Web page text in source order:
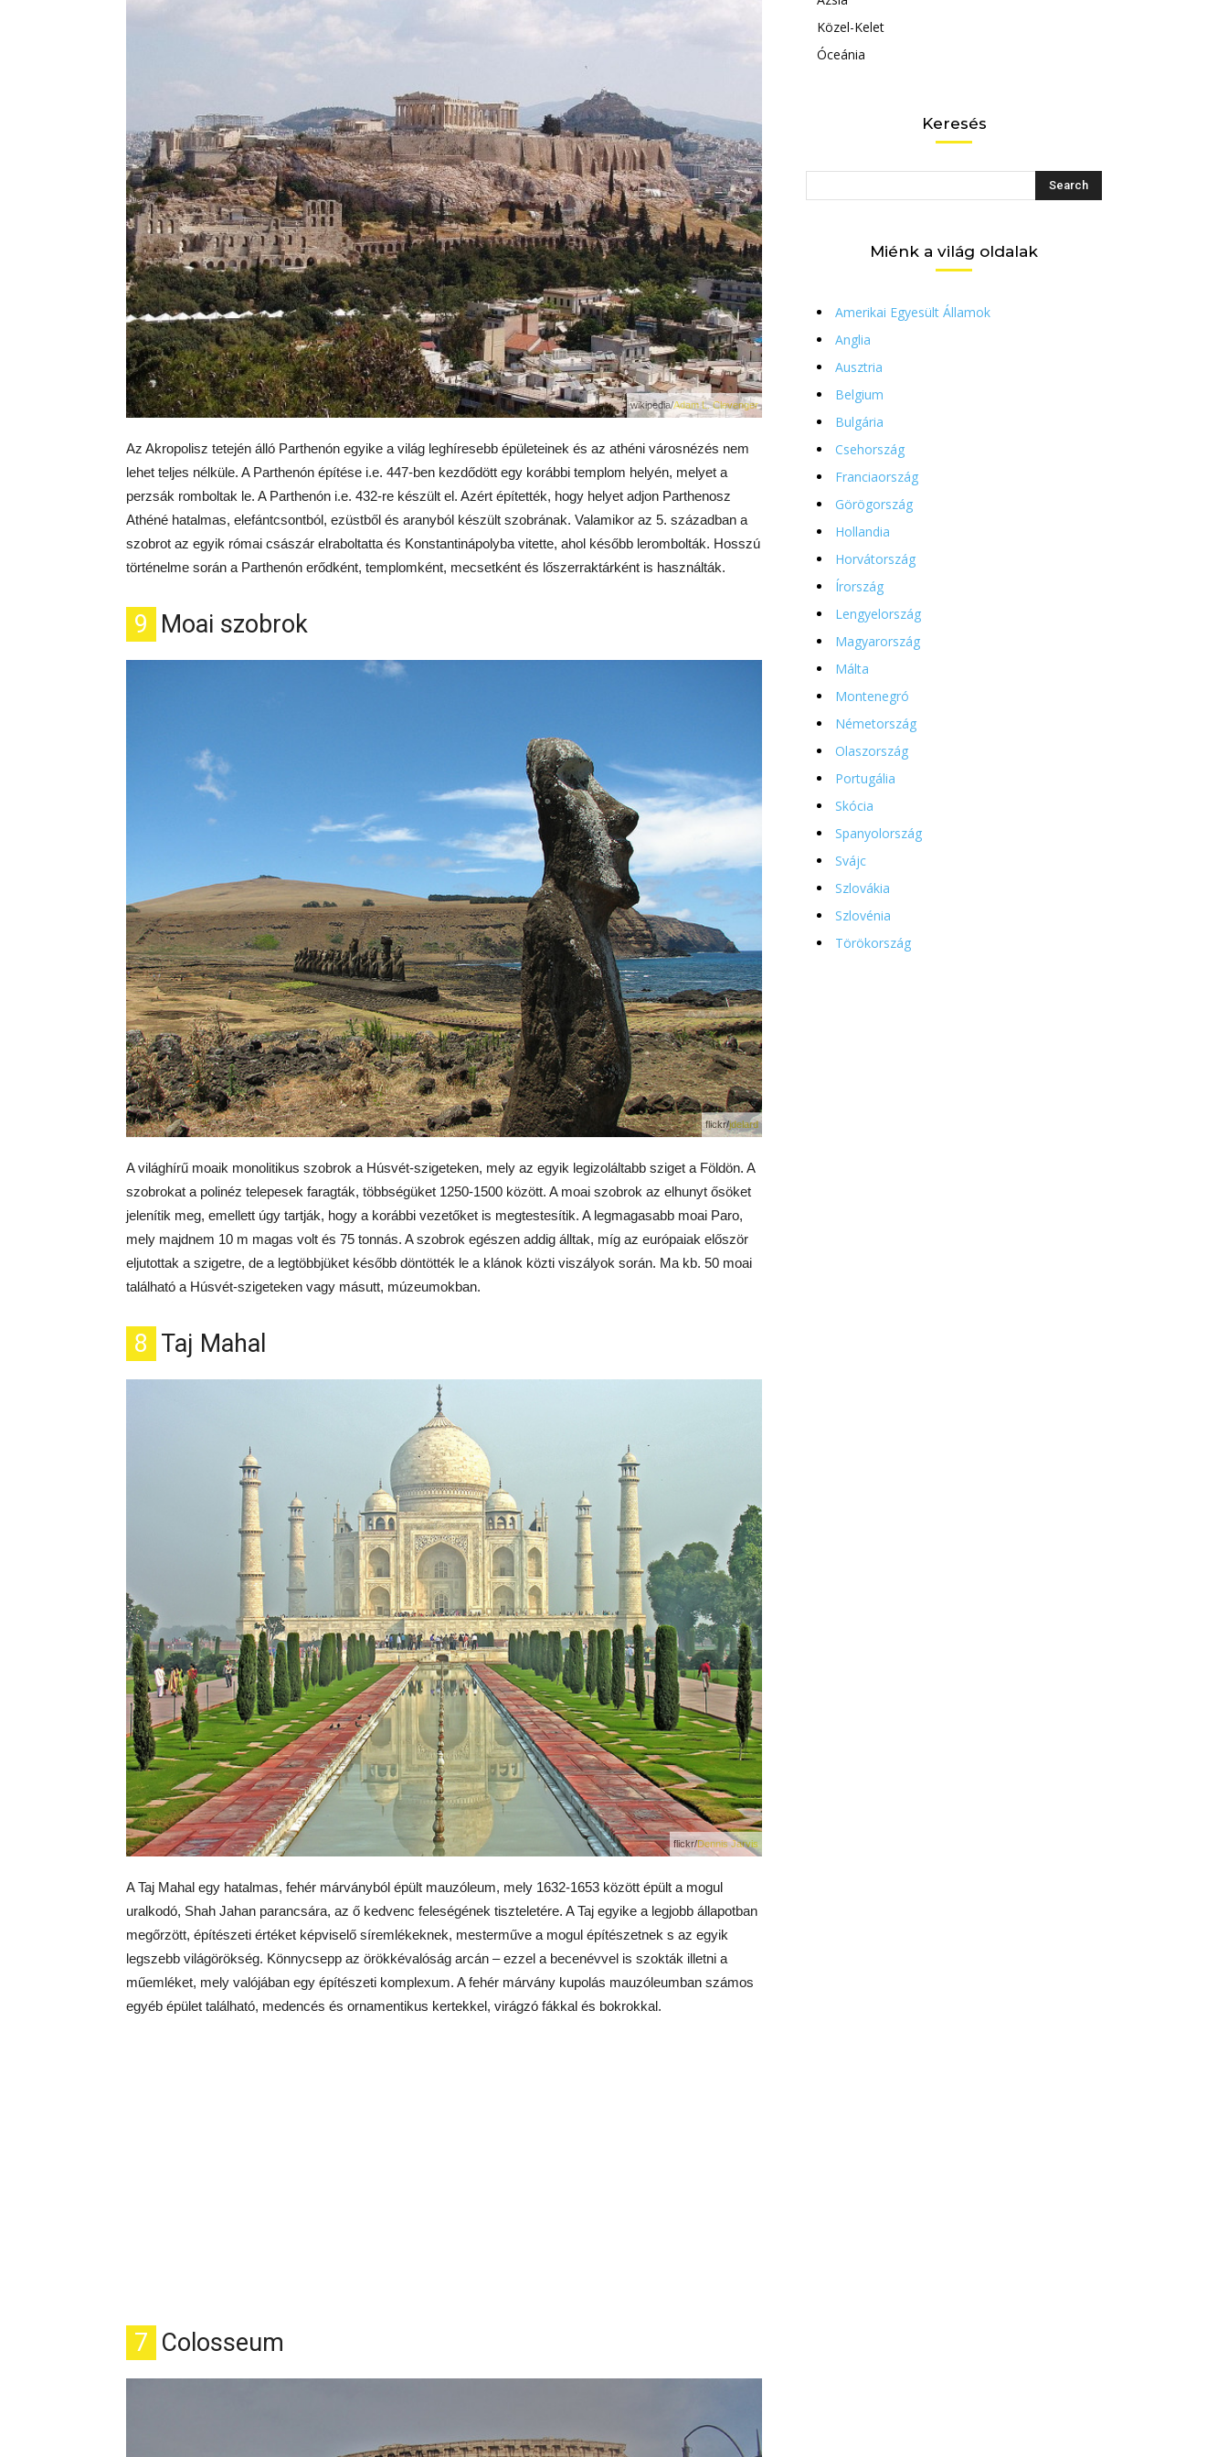
wikipedia/Adam L. Clevenger
Az Akropolisz tetején álló Parthenón egyike a világ leghíresebb épületeinek és az athéni városnézés nem
lehet teljes nélküle. A Parthenón építése i.e. 447-ben kezdődött egy korábbi templom helyén, melyet a
perzsák romboltak le. A Parthenón i.e. 432-re készült el. Azért építették, hogy helyet adjon Parthenosz
Athéné hatalmas, elefántcsontból, ezüstből és aranyból készült szobrának. Valamikor az 5. században a
szobrot az egyik római császár elraboltatta és Konstantinápolyba vitette, ahol később lerombolták. Hosszú
történelme során a Parthenón erődként, templomként, mecsetként és lőszerraktárként is használták.
9 Moai szobrok
flickr/jdelard
A világhírű moaik monolitikus szobrok a Húsvét-szigeteken, mely az egyik legizoláltabb sziget a Földön. A
szobrokat a polinéz telepesek faragták, többségüket 1250-1500 között. A moai szobrok az elhunyt ősöket
jelenítik meg, emellett úgy tartják, hogy a korábbi vezetőket is megtestesítik. A legmagasabb moai Paro,
mely majdnem 10 m magas volt és 75 tonnás. A szobrok egészen addig álltak, míg az európaiak először
eljutottak a szigetre, de a legtöbbjüket később döntötték le a klánok közti viszályok során. Ma kb. 50 moai
található a Húsvét-szigeteken vagy másutt, múzeumokban.
8 Taj Mahal
flickr/Dennis Jarvis
A Taj Mahal egy hatalmas, fehér márványból épült mauzóleum, mely 1632-1653 között épült a mogul
uralkodó, Shah Jahan parancsára, az ő kedvenc feleségének tiszteletére. A Taj egyike a legjobb állapotban
megőrzött, építészeti értéket képviselő síremlékeknek, mesterműve a mogul építészetnek s az egyik
legszebb világörökség. Könnycsepp az örökkévalóság arcán – ezzel a becenévvel is szokták illetni a
műemléket, mely valójában egy építészeti komplexum. A fehér márvány kupolás mauzóleumban számos
egyéb épület található, medencés és ornamentikus kertekkel, virágzó fákkal és bokrokkal.
7 Colosseum
Közel-Kelet
Óceánia
Keresés
Miénk a világ oldalak
Amerikai Egyesült Államok
Anglia
Ausztria
Belgium
Bulgária
Csehország
Franciaország
Görögország
Hollandia
Horvátország
Írország
Lengyelország
Magyarország
Málta
Montenegró
Németország
Olaszország
Portugália
Skócia
Spanyolország
Svájc
Szlovákia
Szlovénia
Törökország